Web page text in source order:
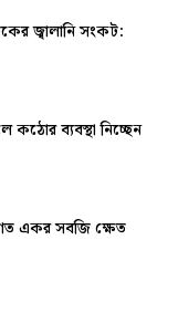
জ্বালানি সংকট:
কঠোর ব্যবস্থা নিচ্ছেন
শত একর সবজি ক্ষেত